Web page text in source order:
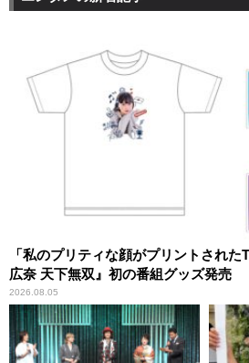
「私のプリティな顔がプリントされ
広奈 天下無双』初の番組グッズ発売
2026.08.05